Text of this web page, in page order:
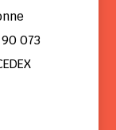
073